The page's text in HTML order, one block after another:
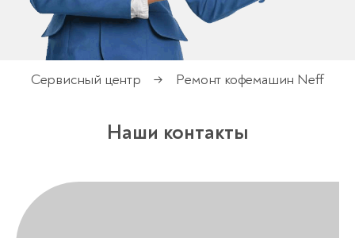
Сервисный центр → Ремонт кофемашин Neff
Наши контакты